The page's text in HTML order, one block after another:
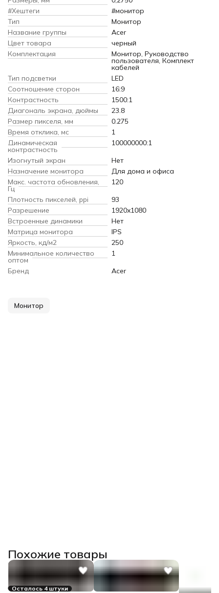
#Хештеги
#монитор
Тип
Монитор
Название группы
Acer
Цвет товара
черный
Комплектация
Монитор, Руководство
пользователя, Комплект
кабелей
Тип подсветки
LED
Соотношение сторон
16:9
Контрастность
1500:1
Диагональ экрана, дюймы
23.8
Размер пикселя, мм
0.275
Время отклика, мс
1
Динамическая
контрастность
100000000:1
Изогнутый экран
Нет
Назначение монитора
Для дома и офиса
Макс. частота обновления,
Гц
120
Плотность пикселей, ppi
93
Разрешение
1920x1080
Встроенные динамики
Нет
Матрица монитора
IPS
Яркость, кд/м2
250
Минимальное количество
оптом
1
Бренд
Acer
Монитор
Похожие товары
Осталось 4 штуки